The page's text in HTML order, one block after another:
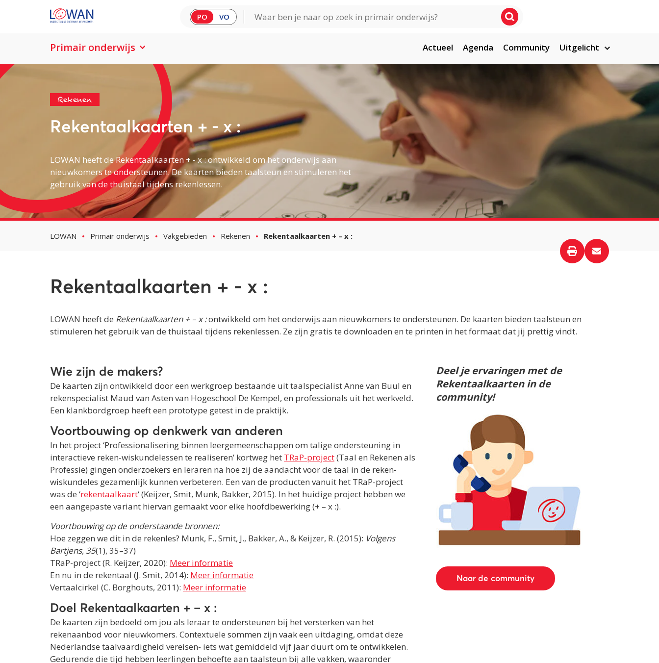
PO VO
Primair onderwijs Actueel Agenda Community Uitgelicht
Rekenen
Rekentaalkaarten + - x :
LOWAN heeft de Rekentaalkaarten + - x : ontwikkeld om het onderwijs aan
nieuwkomers te ondersteunen. De kaarten bieden taalsteun en stimuleren het
gebruik van de thuistaal tijdens rekenlessen.
LOWAN Primair onderwijs Vakgebieden Rekenen Rekentaalkaarten + – x :
Rekentaalkaarten + - x :
LOWAN heeft de Rekentaalkaarten + – x :ontwikkeld om het onderwijs aan nieuwkomers te ondersteunen. De kaarten bieden taalsteun en
stimuleren het gebruik van de thuistaal tijdens rekenlessen. Ze zijn gratis te downloaden en te printen in het formaat dat jij prettig vindt.
Wie zijn de makers?
De kaarten zijn ontwikkeld door een werkgroep bestaande uit taalspecialist Anne van Buul en
rekenspecialist Maud van Asten van Hogeschool De Kempel, en professionals uit het werkveld.
Een klankbordgroep heeft een prototype getest in de praktijk.
Voortbouwing op denkwerk van anderen
In het project ‘Professionalisering binnen leergemeenschappen om talige ondersteuning in
interactieve reken-wiskundelessen te realiseren’ kortweg het TRaP-project(Taal en Rekenen als
Professie) gingen onderzoekers en leraren na hoe zij de aandacht voor de taal in de reken-
wiskundeles gezamenlijk kunnen verbeteren. Een van de producten vanuit het TRaP-project
was de ‘rekentaalkaart‘ (Keijzer, Smit, Munk, Bakker, 2015). In het huidige project hebben we
een aangepaste variant hiervan gemaakt voor elke hoofdbewerking (+ – x :).
Voortbouwing op de onderstaande bronnen:
Hoe zeggen we dit in de rekenles? Munk, F., Smit, J., Bakker, A., & Keijzer, R. (2015): Volgens
Bartjens, 35(1), 35–37)
TRaP-project (R. Keijzer, 2020): Meer informatie
En nu in de rekentaal (J. Smit, 2014): Meer informatie
Vertaalcirkel (C. Borghouts, 2011): Meer informatie
Doel Rekentaalkaarten + – x :
De kaarten zijn bedoeld om jou als leraar te ondersteunen bij het versterken van het
rekenaanbod voor nieuwkomers. Contextuele sommen zijn vaak een uitdaging, omdat deze
Nederlandse taalvaardigheid vereisen- iets wat gemiddeld vijf jaar duurt om te ontwikkelen.
Gedurende die tijd hebben leerlingen behoefte aan taalsteun bij alle vakken, waaronder
Deel je ervaringen met de
Rekentaalkaarten in de
community!
Naar de community